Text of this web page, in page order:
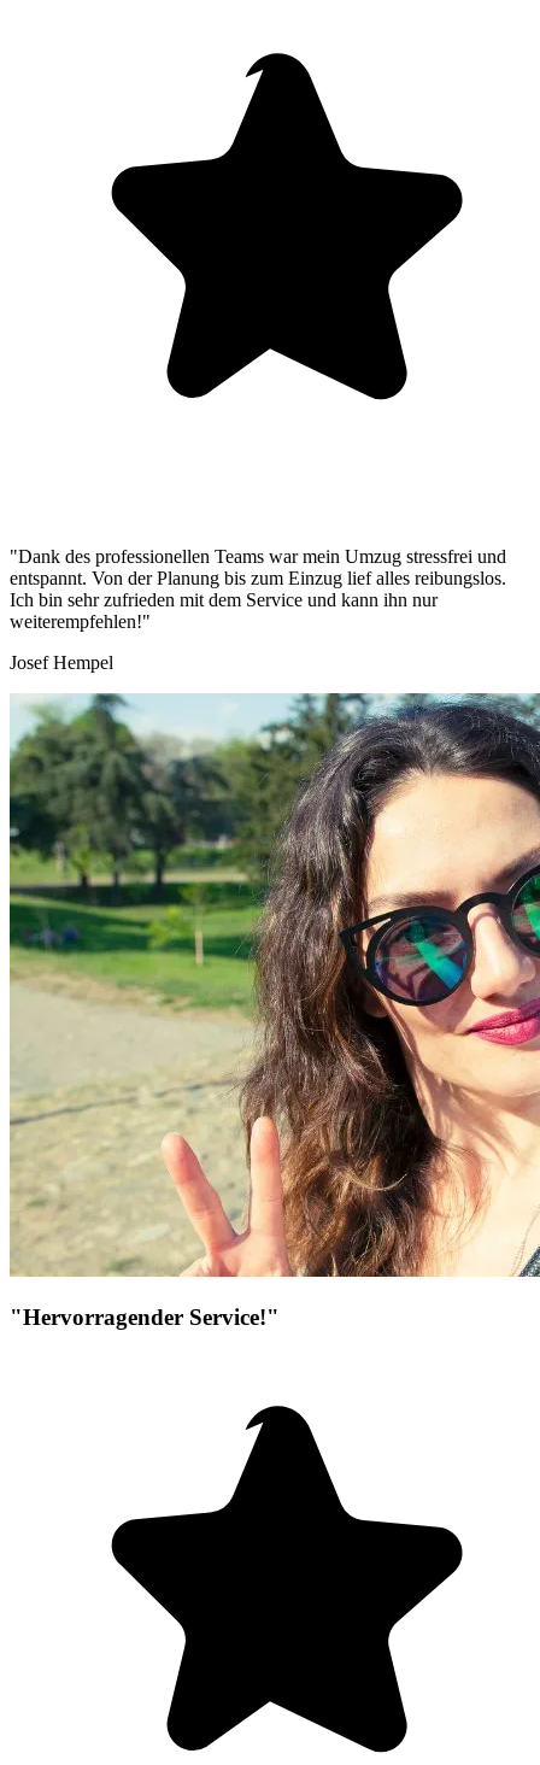
"Dank des professionellen Teams war mein Umzug stressfrei und
entspannt. Von der Planung bis zum Einzug lief alles reibungslos.
Ich bin sehr zufrieden mit dem Service und kann ihn nur
weiterempfehlen!"
Josef Hempel
"Hervorragender Service!"